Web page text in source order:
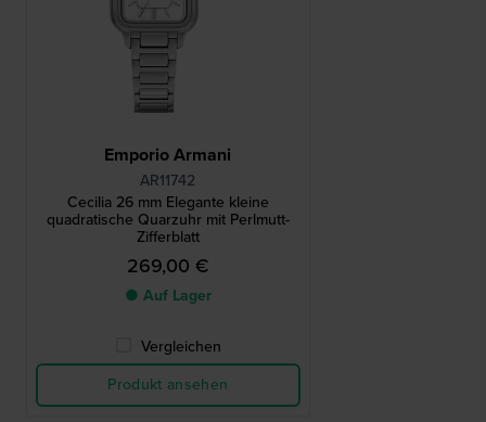
Emporio Armani
AR11742
Cecilia 26 mm Elegante kleine
quadratische Quarzuhr mit Perlmutt-
Zifferblatt
269,00 €
● Auf Lager
Vergleichen
Produkt ansehen